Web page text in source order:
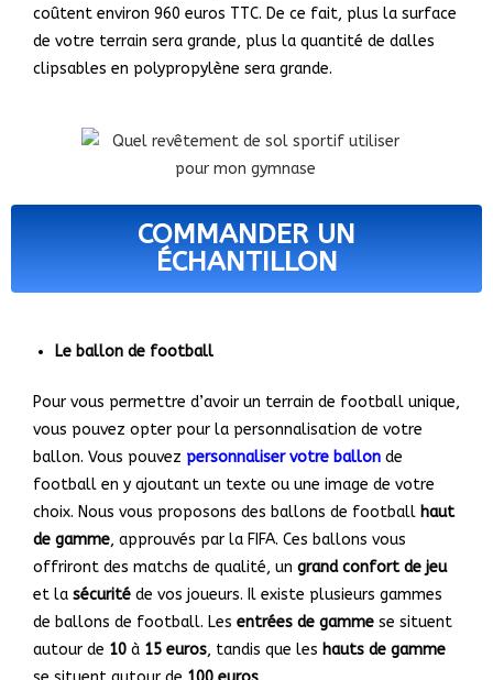
coûtent environ 960 euros TTC. De ce fait, plus la surface
de votre terrain sera grande, plus la quantité de dalles
clipsables en polypropylène sera grande.
COMMANDER UN
ÉCHANTILLON
Le ballon de football
Pour vous permettre d’avoir un terrain de football unique,
vous pouvez opter pour la personnalisation de votre
ballon. Vous pouvez personnaliser votre ballon de
football en y ajoutant un texte ou une image de votre
choix. Nous vous proposons des ballons de football haut
de gamme, approuvés par la FIFA. Ces ballons vous
offriront des matchs de qualité, un grand confort de jeu
et la sécurité de vos joueurs. Il existe plusieurs gammes
de ballons de football. Les entrées de gamme se situent
autour de 10 à 15 euros, tandis que les hauts de gamme